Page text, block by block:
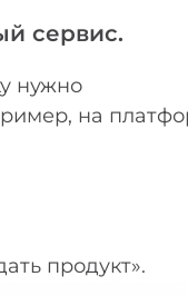
сервис.
нужно
на
продукт».